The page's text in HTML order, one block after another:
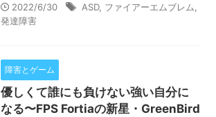
2022/6/30 ASD, ファイアーエムブレム
発達障害
障害とゲーム
優しくて誰にも負けない強い自分に
なる〜FPS Fortiaの新星・GreenBird